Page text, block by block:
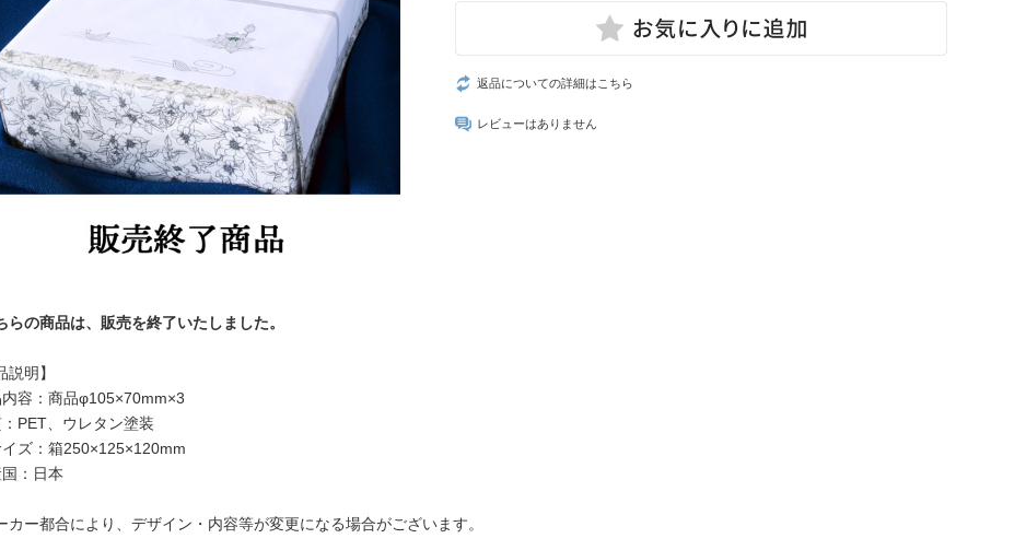
返品についての詳細はこちら
レビューはありません
らの商品は、販売を終了いたしました。
説明】
内容：商品φ105×70mm×3
PET、ウレタン塗装
ズ：箱250×125×120mm
：日本
カー都合により、デザイン・内容等が変更になる場合がございます。